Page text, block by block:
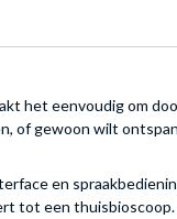
het eenvoudig om
of gewoon wilt
en
tot een thuisbioscoop.